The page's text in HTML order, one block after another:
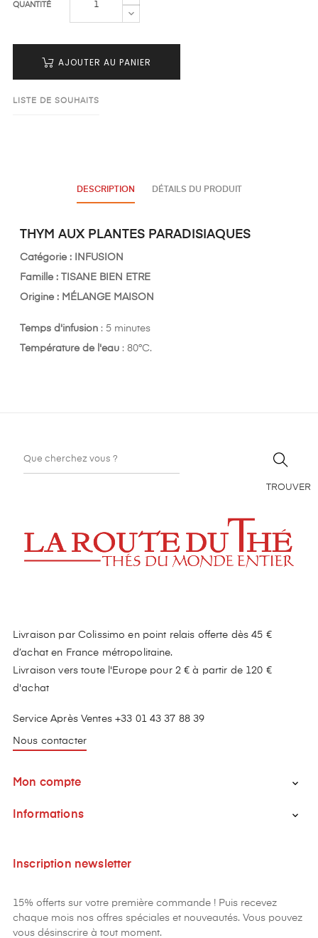
QUANTITÉ
AJOUTER AU PANIER
LISTE DE SOUHAITS
DESCRIPTION DÉTAILS DU PRODUIT
THYM AUX PLANTES PARADISIAQUES
Catégorie : INFUSION
Famille : TISANE BIEN ETRE
Origine : MÉLANGE MAISON
Temps d'infusion : 5 minutes
Température de l'eau : 80°C.
TROUVER
Livraison par Colissimo en point relais offerte dès 45 €
d’achat en France métropolitaine.
Livraison vers toute l'Europe pour 2 € à partir de 120 €
d'achat
Service Après Ventes +33 01 43 37 88 39
Nous contacter
Mon compte 
Informations 
Inscription newsletter
15% offerts sur votre première commande ! Puis recevez
chaque mois nos offres spéciales et nouveautés. Vous pouvez
vous désinscrire à tout moment.